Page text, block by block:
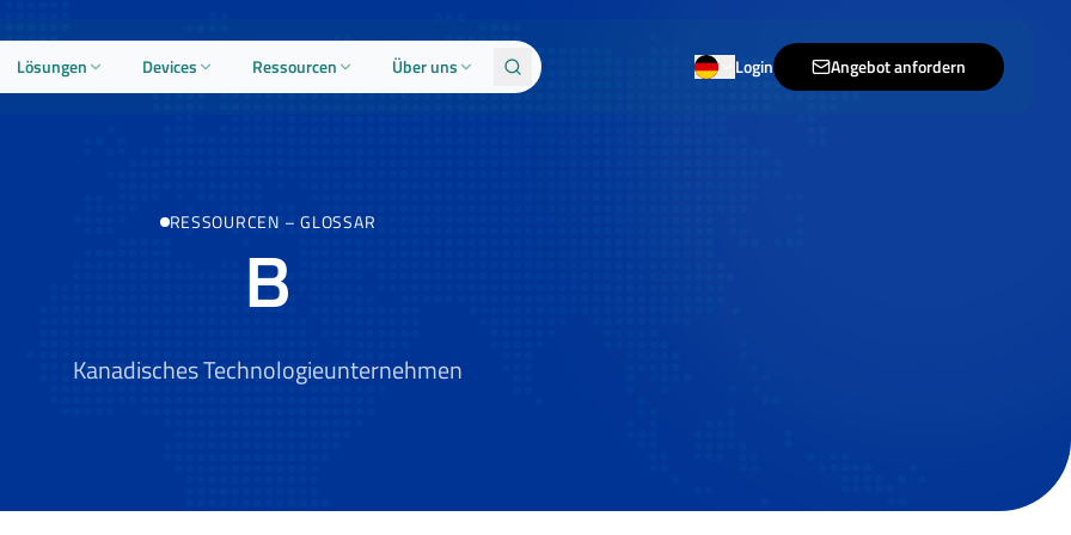
Lösungen Devices Ressourcen Über uns Login Angebot anfordern
RESSOURCEN – GLOSSAR
B
Kanadisches Technologieunternehmen